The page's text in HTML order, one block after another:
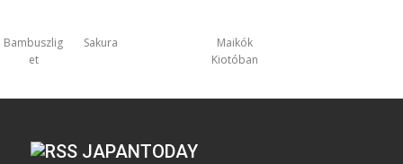
Bambuszlig
et
Sakura
Maikók
Kiotóban
JAPANTODAY